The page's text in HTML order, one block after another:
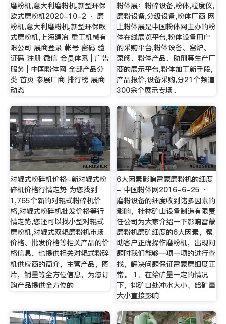
磨粉机,意大利磨粉机,新型环保
欧式磨粉机2020-10-2 · 磨
粉机,意大利磨粉机,新型环保欧
式磨粉机,上海建冶 重工机械有
限公司 展商登录 帐号 密码 验
证码 注册 微信 会员体系 | 广告
服务 | 中国粉体网 全部产品分
类 首页 参展厂商 排行榜 展商
动态
粉体展：粉碎设备,粉体,粒度仪,
磨粉设备,分级设备,粉体厂商 网
上粉体展是中国粉体网主办的粉
体在线展览平台,粉体设备用户
的采购平台,粉体设备、窑炉、
泵阀、粉体产品、助剂等生产厂
商的展示平台,粉体加工新手段,
产品报价,设备采购,分21个频道
300余个展示专场。
对辊式粉碎机价格-新对辊式粉
碎机价格行情走势 为您找到
1,765个新的对辊式粉碎机价
格,对辊式粉碎机批发价格等行
情走势,您还可以找小型对辊式
磨粉机,对辊式双辊磨粉机市场
价格、批发价格等相关产品的价
格信息。也提供相关对辊式粉碎
机供应商的简介，主营产品，图
片，销量等全方位信息，为您订
购产品提供全方位的
6大因素影响雷蒙磨粉机的细度
- 中国粉体网2016-6-25 ·
磨粉设备的细度收到诸多因素的
影响，桂林矿山设备制造有限责
任公司为大家介绍一下影响雷蒙
磨粉机磨矿细度的6大因素，帮
助客户正确操作磨粉机，出现问
题时我们能够一项一项的进行查
找，解决问题保证雷蒙磨细度正
常。 1、在给矿量一定的情况
下，排矿口处冲水大小、给矿量
大小直接影响